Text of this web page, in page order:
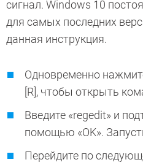
сигнал. Windows 10
для самых последних
данная инструкция.
Одновременно
[R], чтобы открыть
Введите «regedit» и
помощью «OK».
Перейдите по